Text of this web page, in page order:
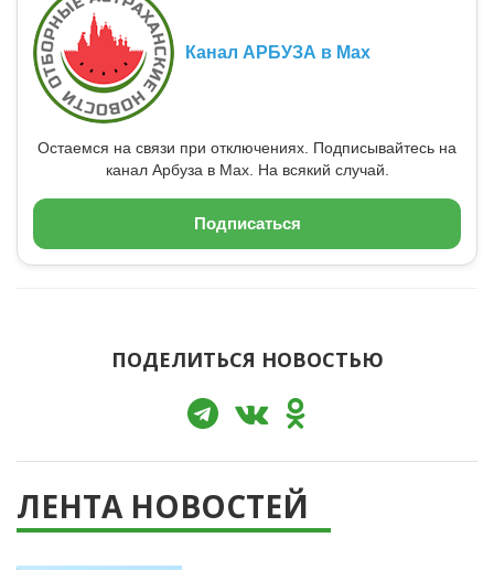
Канал АРБУЗА в Max
Остаемся на связи при отключениях. Подписывайтесь на
канал Арбуза в Max. На всякий случай.
Подписаться
ПОДЕЛИТЬСЯ НОВОСТЬЮ
ЛЕНТА НОВОСТЕЙ